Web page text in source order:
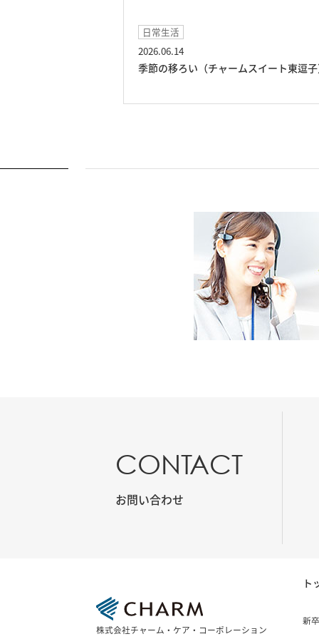
日常生活
2026.06.14
季節の移ろい（チャームスイート東逗子
CONTACT
お問い合わせ
ト
新
株式会社チャーム・ケア・コーポレーション